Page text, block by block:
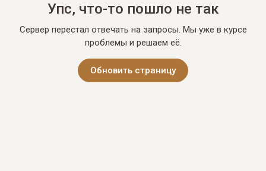
Упс, что-то пошло не так
Сервер перестал отвечать на запросы. Мы уже в курсе
проблемы и решаем её.
Обновить страницу